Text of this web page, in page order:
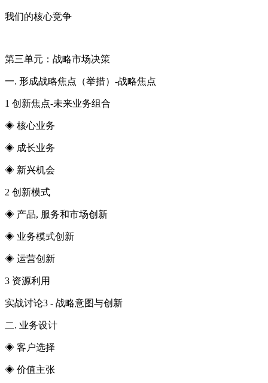
我们的核心竞争
第三单元：战略市场决策
一. 形成战略焦点（举措）-战略焦点
1 创新焦点-未来业务组合
◈ 核心业务
◈ 成长业务
◈ 新兴机会
2 创新模式
◈ 产品, 服务和市场创新
◈ 业务模式创新
◈ 运营创新
3 资源利用
实战讨论3 - 战略意图与创新
二. 业务设计
◈ 客户选择
◈ 价值主张